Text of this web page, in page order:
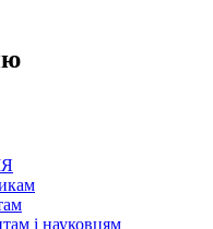
і науковцям